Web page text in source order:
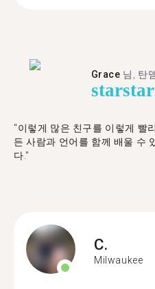
Grace 님, 탄
starstar
"이렇게 많은 친구를 이렇게 빨
든 사람과 언어를 함께 배울 수
다."
C.
Milwaukee